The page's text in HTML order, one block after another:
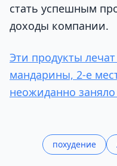
стать успешным
доходы компании.
Эти продукты
мандарины, 2-е
неожиданно
похудение